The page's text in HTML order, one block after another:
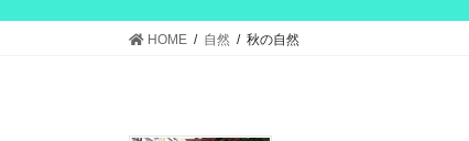
HOME 自然 秋の自然